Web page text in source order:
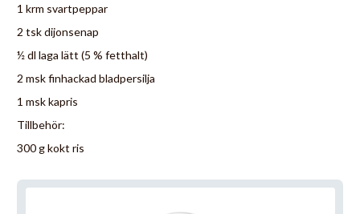
1 krm svartpeppar
2 tsk dijonsenap
½ dl laga lätt (5 % fetthalt)
2 msk finhackad bladpersilja
1 msk kapris
Tillbehör:
300 g kokt ris